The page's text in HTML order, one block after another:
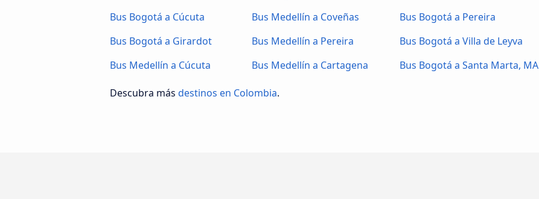
Bus Bogotá a Cúcuta
Bus Medellín a Coveñas
Bus Bogotá a Girardot
Bus Medellín a Pereira
Bus Medellín a Cúcuta
Bus Medellín a Cartagena
Bus Bogotá a Pereira
Bus Bogotá a Villa de Leyva
Bus Bogotá a Santa Marta, MA
Descubra más destinos en Colombia.